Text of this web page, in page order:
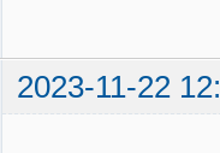
2023-11-22